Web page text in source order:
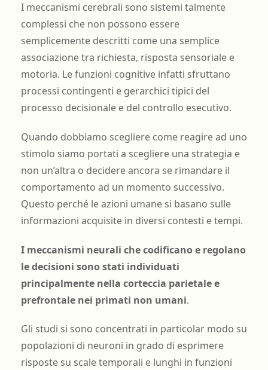
I meccanismi cerebrali sono sistemi talmente
complessi che non possono essere
semplicemente descritti come una semplice
associazione tra richiesta, risposta sensoriale e
motoria. Le funzioni cognitive infatti sfruttano
processi contingenti e gerarchici tipici del
processo decisionale e del controllo esecutivo.
Quando dobbiamo scegliere come reagire ad uno
stimolo siamo portati a scegliere una strategia e
non un’altra o decidere ancora se rimandare il
comportamento ad un momento successivo.
Questo perché le azioni umane si basano sulle
informazioni acquisite in diversi contesti e tempi.
I meccanismi neurali che codificano e regolano
le decisioni sono stati individuati
principalmente nella corteccia parietale e
prefrontale nei primati non umani.
Gli studi si sono concentrati in particolar modo su
popolazioni di neuroni in grado di esprimere
risposte su scale temporali e lunghi in funzioni